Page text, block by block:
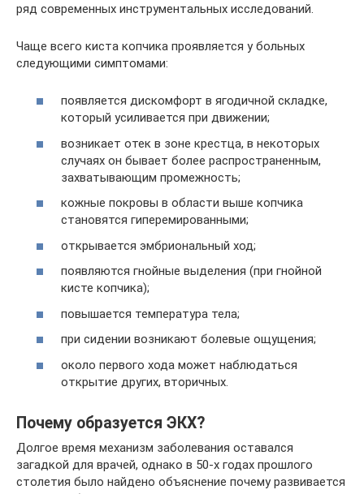
ряд современных инструментальных исследований.
Чаще всего киста копчика проявляется у больных
следующими симптомами:
появляется дискомфорт в ягодичной складке,
который усиливается при движении;
возникает отек в зоне крестца, в некоторых
случаях он бывает более распространенным,
захватывающим промежность;
кожные покровы в области выше копчика
становятся гиперемированными;
открывается эмбриональный ход;
появляются гнойные выделения (при гнойной
кисте копчика);
повышается температура тела;
при сидении возникают болевые ощущения;
около первого хода может наблюдаться
открытие других, вторичных.
Почему образуется ЭКХ?
Долгое время механизм заболевания оставался
загадкой для врачей, однако в 50-х годах прошлого
столетия было найдено объяснение почему развивается